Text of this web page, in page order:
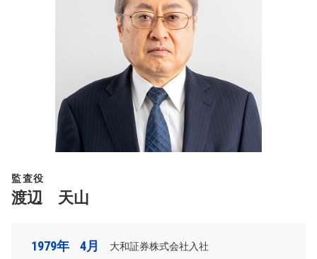
監査役
渡辺 天山
1979年 4月 大和証券株式会社入社